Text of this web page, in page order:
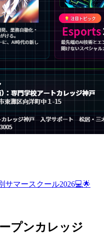
マースクール2026💻🌟
プンカレッジ